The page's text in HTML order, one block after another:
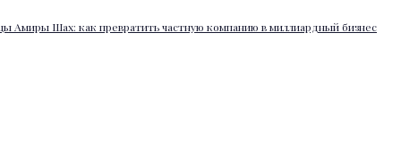
Амиры Шах: как превратить частную компанию в миллиардный бизнес